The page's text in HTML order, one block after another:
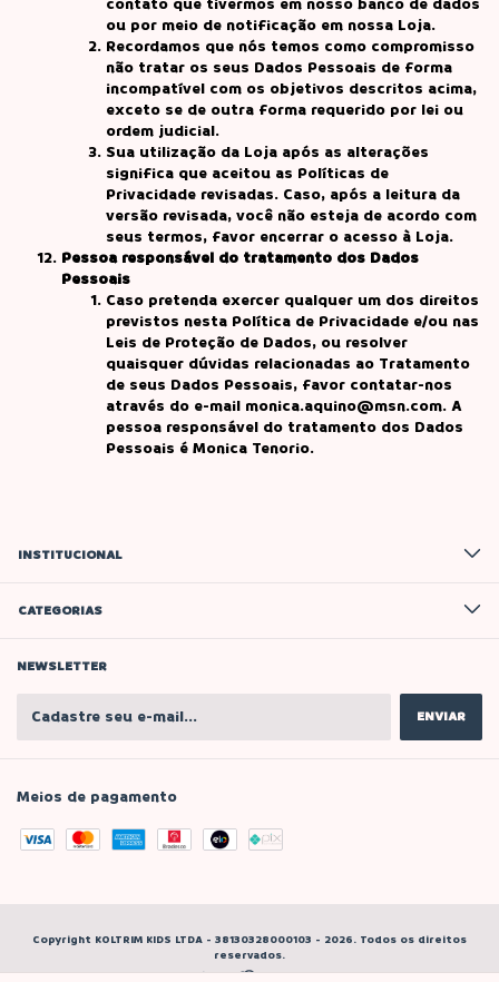
ou por meio de notificação em nossa Loja.
Recordamos que nós temos como compromisso
não tratar os seus Dados Pessoais de forma
incompatível com os objetivos descritos acima,
exceto se de outra forma requerido por lei ou
ordem judicial.
Sua utilização da Loja após as alterações
significa que aceitou as Políticas de
Privacidade revisadas. Caso, após a leitura da
versão revisada, você não esteja de acordo com
seus termos, favor encerrar o acesso à Loja.
Pessoa responsável do tratamento dos Dados
Pessoais
Caso pretenda exercer qualquer um dos direitos
previstos nesta Política de Privacidade e/ou nas
Leis de Proteção de Dados, ou resolver
quaisquer dúvidas relacionadas ao Tratamento
de seus Dados Pessoais, favor contatar-nos
através do e-mail monica.aquino@msn.com. A
pessoa responsável do tratamento dos Dados
Pessoais é Monica Tenorio.
INSTITUCIONAL
CATEGORIAS
NEWSLETTER
Meios de pagamento
Copyright KOLTRIM KIDS LTDA - 38130328000103 - 2026. Todos os direitos
reservados.